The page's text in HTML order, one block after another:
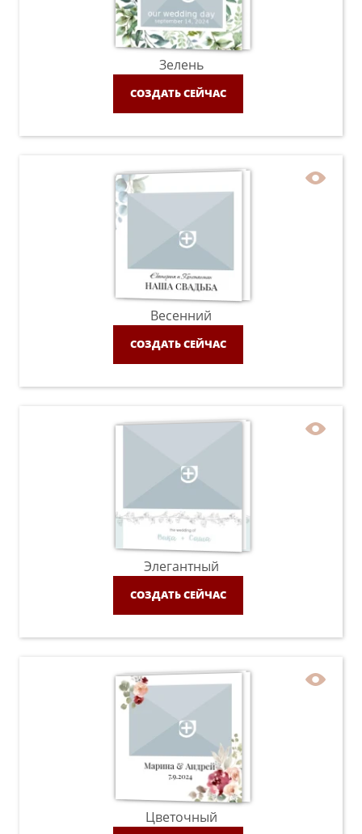
Зелень
СОЗДАТЬ СЕЙЧАС
Весенний
СОЗДАТЬ СЕЙЧАС
Элегантный
СОЗДАТЬ СЕЙЧАС
Цветочный